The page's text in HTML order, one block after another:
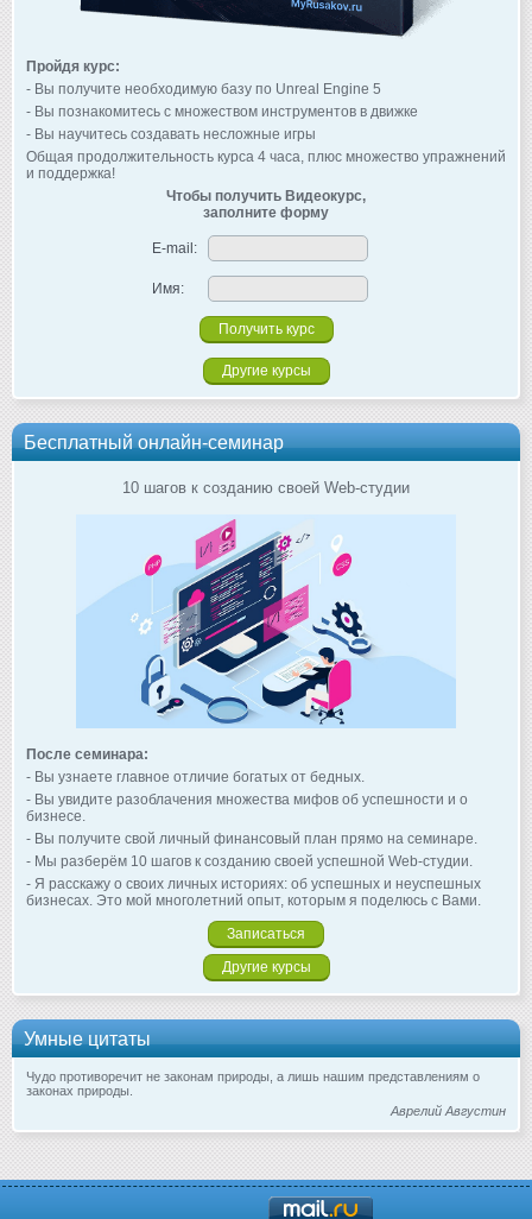
Пройдя курс:
- Вы получите необходимую базу по Unreal Engine 5
- Вы познакомитесь с множеством инструментов в движке
- Вы научитесь создавать несложные игры
Общая продолжительность курса 4 часа, плюс множество упражнений
и поддержка!
Чтобы получить Видеокурс,
заполните форму
E-mail:
Имя:
Другие курсы
Бесплатный онлайн-семинар
10 шагов к созданию своей Web-студии
После семинара:
- Вы узнаете главное отличие богатых от бедных.
- Вы увидите разоблачения множества мифов об успешности и о
бизнесе.
- Вы получите свой личный финансовый план прямо на семинаре.
- Мы разберём 10 шагов к созданию своей успешной Web-студии.
- Я расскажу о своих личных историях: об успешных и неуспешных
бизнесах. Это мой многолетний опыт, которым я поделюсь с Вами.
Записаться
Другие курсы
Умные цитаты
Чудо противоречит не законам природы, а лишь нашим представлениям о
законах природы.
Аврелий Августин